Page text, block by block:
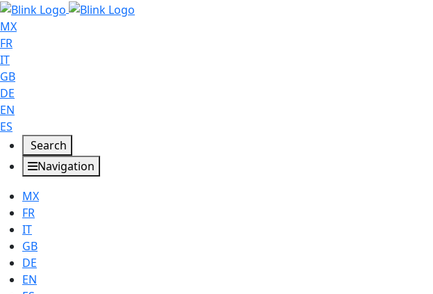
MX
FR
IT
GB
DE
EN
ES
Search
Navigation
MX
FR
IT
GB
DE
EN